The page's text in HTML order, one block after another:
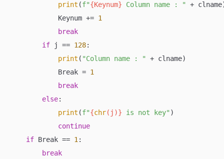
print (f"{Keynum} Column name : "
+
            Keynum +=
1
break
if j == 128:
print ( "Column name : "
+ clname)
            Break =
1
break
else:
print (f"{chr(j)} is not key" )
continue
if Break == 1 :
break